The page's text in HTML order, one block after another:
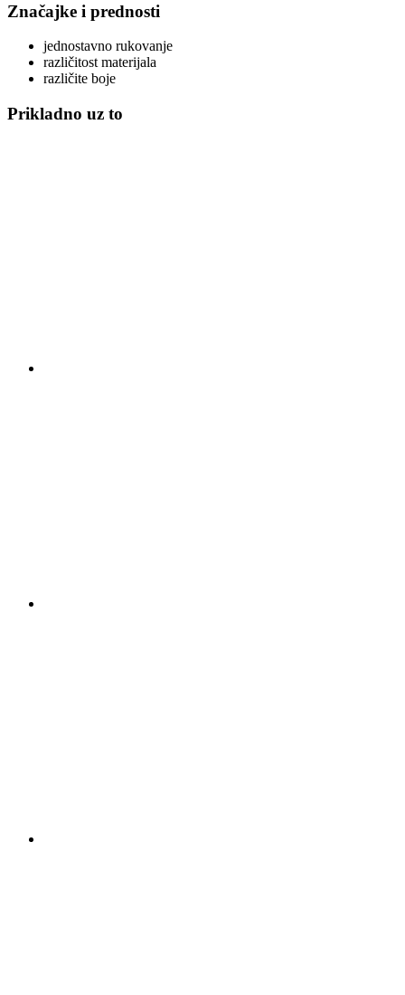
Značajke i prednosti
jednostavno rukovanje
različitost materijala
različite boje
Prikladno uz to